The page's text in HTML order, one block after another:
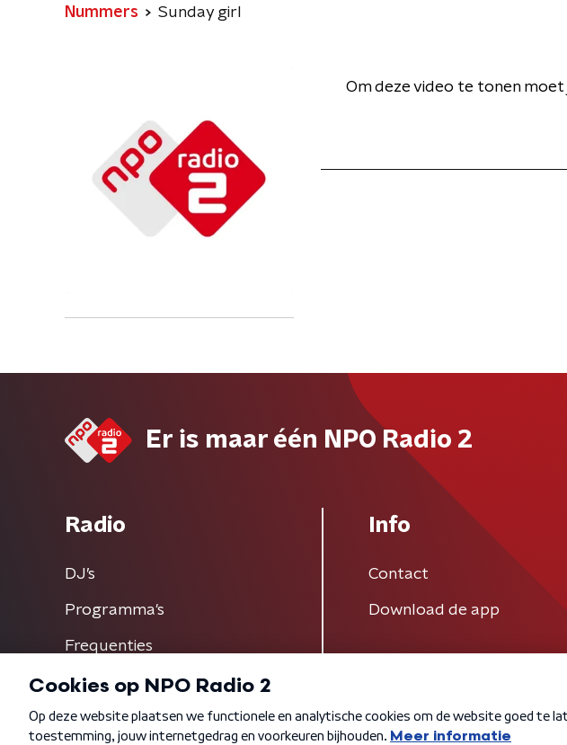
Nummers Sunday girl
Om deze video te tonen moet
Er is maar één NPO Radio 2
Radio
DJ’s
Programma's
Frequenties
Info
Contact
Download de app